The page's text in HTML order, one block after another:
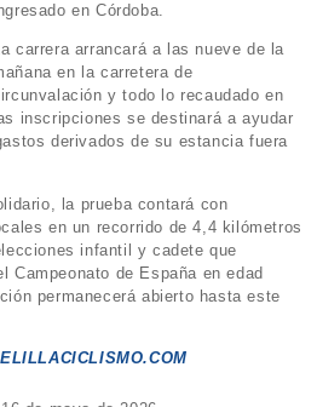
en Córdoba.
carrera arrancará a las nueve de la
en la carretera de
y todo lo recaudado en
inscripciones se destinará a ayudar
derivados de su estancia fuera
la prueba contará con
en un recorrido de 4,4 kilómetros
infantil y cadete que
Campeonato de España en edad
permanecerá abierto hasta este